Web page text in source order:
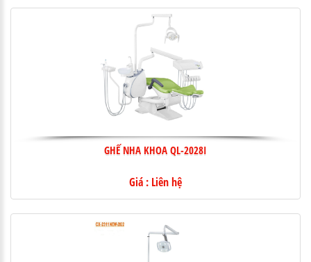
GHẾ NHA KHOA QL-2028I
Giá : Liên hệ